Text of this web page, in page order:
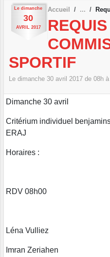
Le dimanche
30
AVRIL 2017
Accueil
REQUIS
SPORTIF
Le dimanche 30 avril 2017 de 08h
Dimanche 30 avril
Critérium individuel
ERAJ
Horaires :
RDV 08h00
Léna Vulliez
Imran Zeriahen